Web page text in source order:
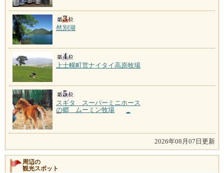
然別湖
上士幌町営ナイタイ高原牧場
スギタ スーパーミニホース
の郷 ムーミン牧場
2026年08月07日更新
周辺の
観光スポット